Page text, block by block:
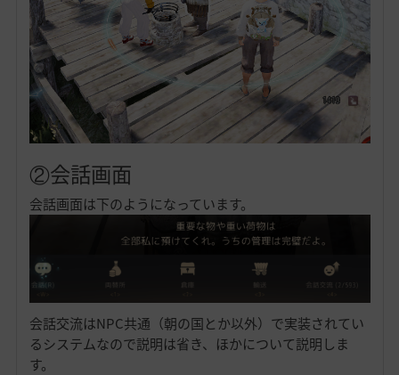
②会話画面
会話画面は下のようになっています。
会話交流はNPC共通（朝の国とか以外）で実装されてい
るシステムなので説明は省き、ほかについて説明しま
す。